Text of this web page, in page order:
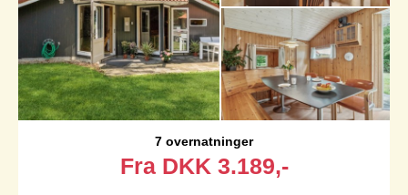
7 overnatninger
Fra DKK 3.189,-